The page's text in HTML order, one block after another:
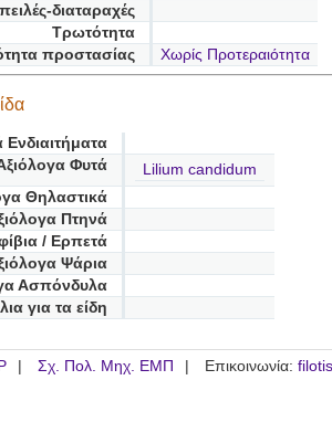
διαταραχές
Τρωτότητα
προστασίας
Χωρίς Προτεραιότητα
Ενδιαιτήματα
Φυτά
Lilium candidum
Θηλαστικά
Πτηνά
/ Ερπετά
Ψάρια
Ασπόνδυλα
για τα είδη
Σχ. Πολ. Μηχ. ΕΜΠ Επικοινωνία: